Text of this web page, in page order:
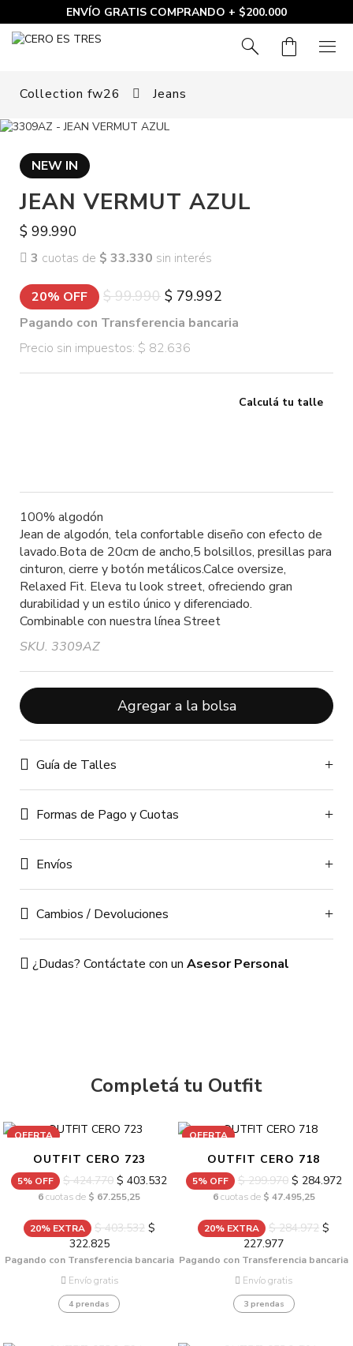
ENVÍO GRATIS COMPRANDO + $200.000
search shopping_bag menu
Collection fw26 Jeans
NEW IN
JEAN VERMUT AZUL
$ 99.990
3 cuotas de $ 33.330 sin interés
20% OFF $ 99.990 $ 79.992
Pagando con Transferencia bancaria
Precio sin impuestos: $ 82.636
Calculá tu talle
100% algodón
Jean de algodón, tela confortable diseño con efecto de
lavado.Bota de 20cm de ancho,5 bolsillos, presillas para
cinturon, cierre y botón metálicos.Calce oversize,
Relaxed Fit. Eleva tu look street, ofreciendo gran
durabilidad y un estilo único y diferenciado.
Combinable con nuestra línea Street
SKU. 3309AZ
Agregar a la bolsa
Guía de Talles
Formas de Pago y Cuotas
Envíos
Cambios / Devoluciones
¿Dudas? Contáctate con un Asesor Personal
Completá tu Outfit
OFERTA
OUTFIT CERO 723
5% OFF $ 424.770 $ 403.532
6cuotas de $ 67.255,25
20% EXTRA $ 403.532$
322.825
Pagando con Transferencia bancaria
Envío gratis
4 prendas
OFERTA
OUTFIT CERO 718
5% OFF $ 299.970$ 284.972
6cuotas de $ 47.495,25
20% EXTRA $ 284.972 $
227.977
Pagando con Transferencia bancaria
Envío gratis
3 prendas